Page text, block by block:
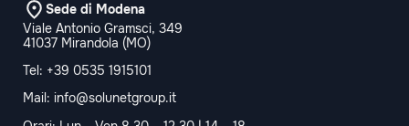
Sede di Modena
Viale Antonio Gramsci, 349
41037 Mirandola (MO)
Tel: +39 0535 1915101
Mail: info@solunetgroup.it